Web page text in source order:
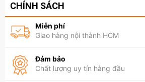
CHÍNH SÁCH
Miễn phí
Giao hàng nội thành HCM
Đảm bảo
Chất lượng uy tín hàng đầu